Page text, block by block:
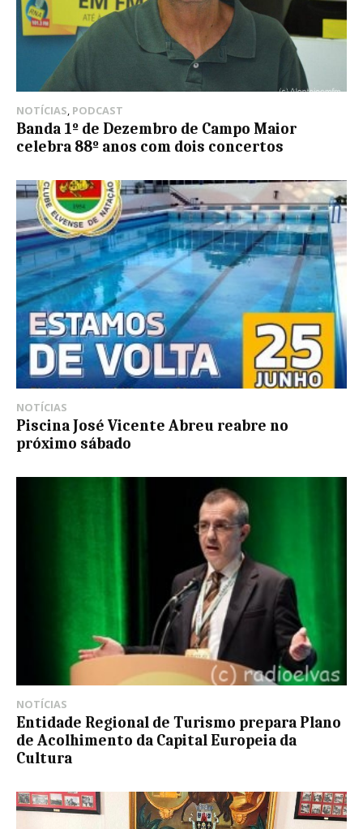
NOTÍCIAS PODCAST
Banda 1º de Dezembro de Campo Maior
celebra 88º anos com dois concertos
NOTÍCIAS
Piscina José Vicente Abreu reabre no
próximo sábado
NOTÍCIAS
Entidade Regional de Turismo prepara Plano
de Acolhimento da Capital Europeia da
Cultura